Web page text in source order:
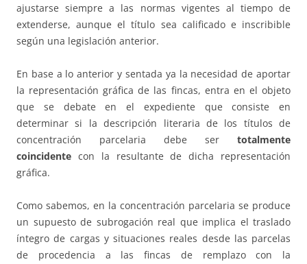
ajustarse siempre a las normas vigentes al tiempo de
extenderse, aunque el título sea calificado e inscribible
según una legislación anterior.
En base a lo anterior y sentada ya la necesidad de aportar
la representación gráfica de las fincas, entra en el objeto
que se debate en el expediente que consiste en
determinar si la descripción literaria de los títulos de
concentración parcelaria debe ser totalmente
coincidente con la resultante de dicha representación
gráfica.
Como sabemos, en la concentración parcelaria se produce
un supuesto de subrogación real que implica el traslado
íntegro de cargas y situaciones reales desde las parcelas
de procedencia a las fincas de remplazo con la